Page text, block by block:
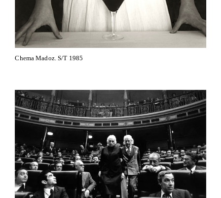
Chema Madoz. S/T 1985